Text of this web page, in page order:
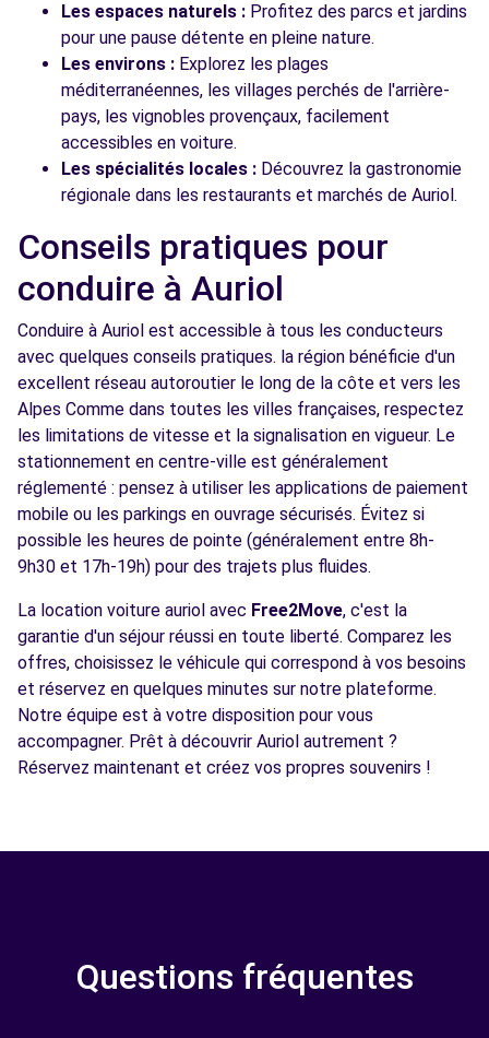
Les espaces naturels : Profitez des parcs et jardins
pour une pause détente en pleine nature.
Les environs : Explorez les plages
méditerranéennes, les villages perchés de l'arrière-
pays, les vignobles provençaux, facilement
accessibles en voiture.
Les spécialités locales : Découvrez la gastronomie
régionale dans les restaurants et marchés de Auriol.
Conseils pratiques pour
conduire à Auriol
Conduire à Auriol est accessible à tous les conducteurs
avec quelques conseils pratiques. la région bénéficie d'un
excellent réseau autoroutier le long de la côte et vers les
Alpes Comme dans toutes les villes françaises, respectez
les limitations de vitesse et la signalisation en vigueur. Le
stationnement en centre-ville est généralement
réglementé : pensez à utiliser les applications de paiement
mobile ou les parkings en ouvrage sécurisés. Évitez si
possible les heures de pointe (généralement entre 8h-
9h30 et 17h-19h) pour des trajets plus fluides.
La location voiture auriol avec Free2Move, c'est la
garantie d'un séjour réussi en toute liberté. Comparez les
offres, choisissez le véhicule qui correspond à vos besoins
et réservez en quelques minutes sur notre plateforme.
Notre équipe est à votre disposition pour vous
accompagner. Prêt à découvrir Auriol autrement ?
Réservez maintenant et créez vos propres souvenirs !
Questions fréquentes